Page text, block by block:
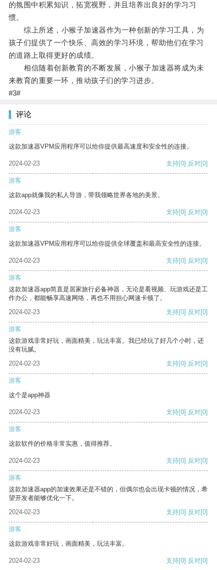
的氛围中积累知识，拓宽视野，并且培养出良好的学习习
惯。
综上所述，小猴子加速器作为一种创新的学习工具，为
孩子们提供了一个快乐、高效的学习环境，帮助他们在学习
的道路上取得更好的成绩。
相信随着创新教育的不断发展，小猴子加速器将成为未
来教育的重要一环，推动孩子们的学习进步。
#3#
评论
游客
这款加速器VPM应用程序可以给你提供最高速度和安全性的连接。
2024-02-23 支持[0] 反对[0]
游客
这款app就像我的私人导游，带我领略世界各地的美景。
2024-02-23 支持[0] 反对[0]
游客
这款加速器VPM应用程序可以给你提供全球覆盖和最高安全性的连接。
2024-02-23 支持[0] 反对[0]
游客
这款加速器app简直是居家旅行必备神器，无论是看视频、玩游戏还是工
作办公，都能畅享高速网络，再也不用担心网速卡顿了。
2024-02-23
支持[0] 反对[0]
游客
这款游戏非常好玩，画面精美，玩法丰富。我已经玩了好几个小时，还
没有玩腻。
2024-02-23
支持[0] 反对[0]
游客
这个是app神器
2024-02-23 支持[0] 反对[0]
游客
这款软件的价格非常实惠，值得推荐。
2024-02-23 支持[0] 反对[0]
游客
这款加速器app的加速效果还是不错的，但偶尔也会出现卡顿的情况，希
望开发者能够优化一下。
2024-02-23
支持[0] 反对[0]
游客
这款游戏非常好玩，画面精美，玩法丰富。
2024-02-23 支持[0] 反对[0]